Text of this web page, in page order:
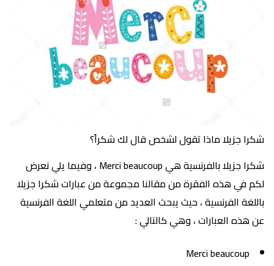
شكرا جزيلا ماذا تقول لشخص قال لك شكراً؟
شكرا جزيلا بالفرنسية هي Merci beaucoup ، وفيما يلي نعرض
لكم في هذه الفقرة من مقالنا مجموعة من عبارات شكرا جزيلا
باللغة الفرنسية ، حيث يبحث العديد من متعلمي اللغة الفرنسية
عن هذه العبارات ، وهي كالتالي :
Merci beaucoup